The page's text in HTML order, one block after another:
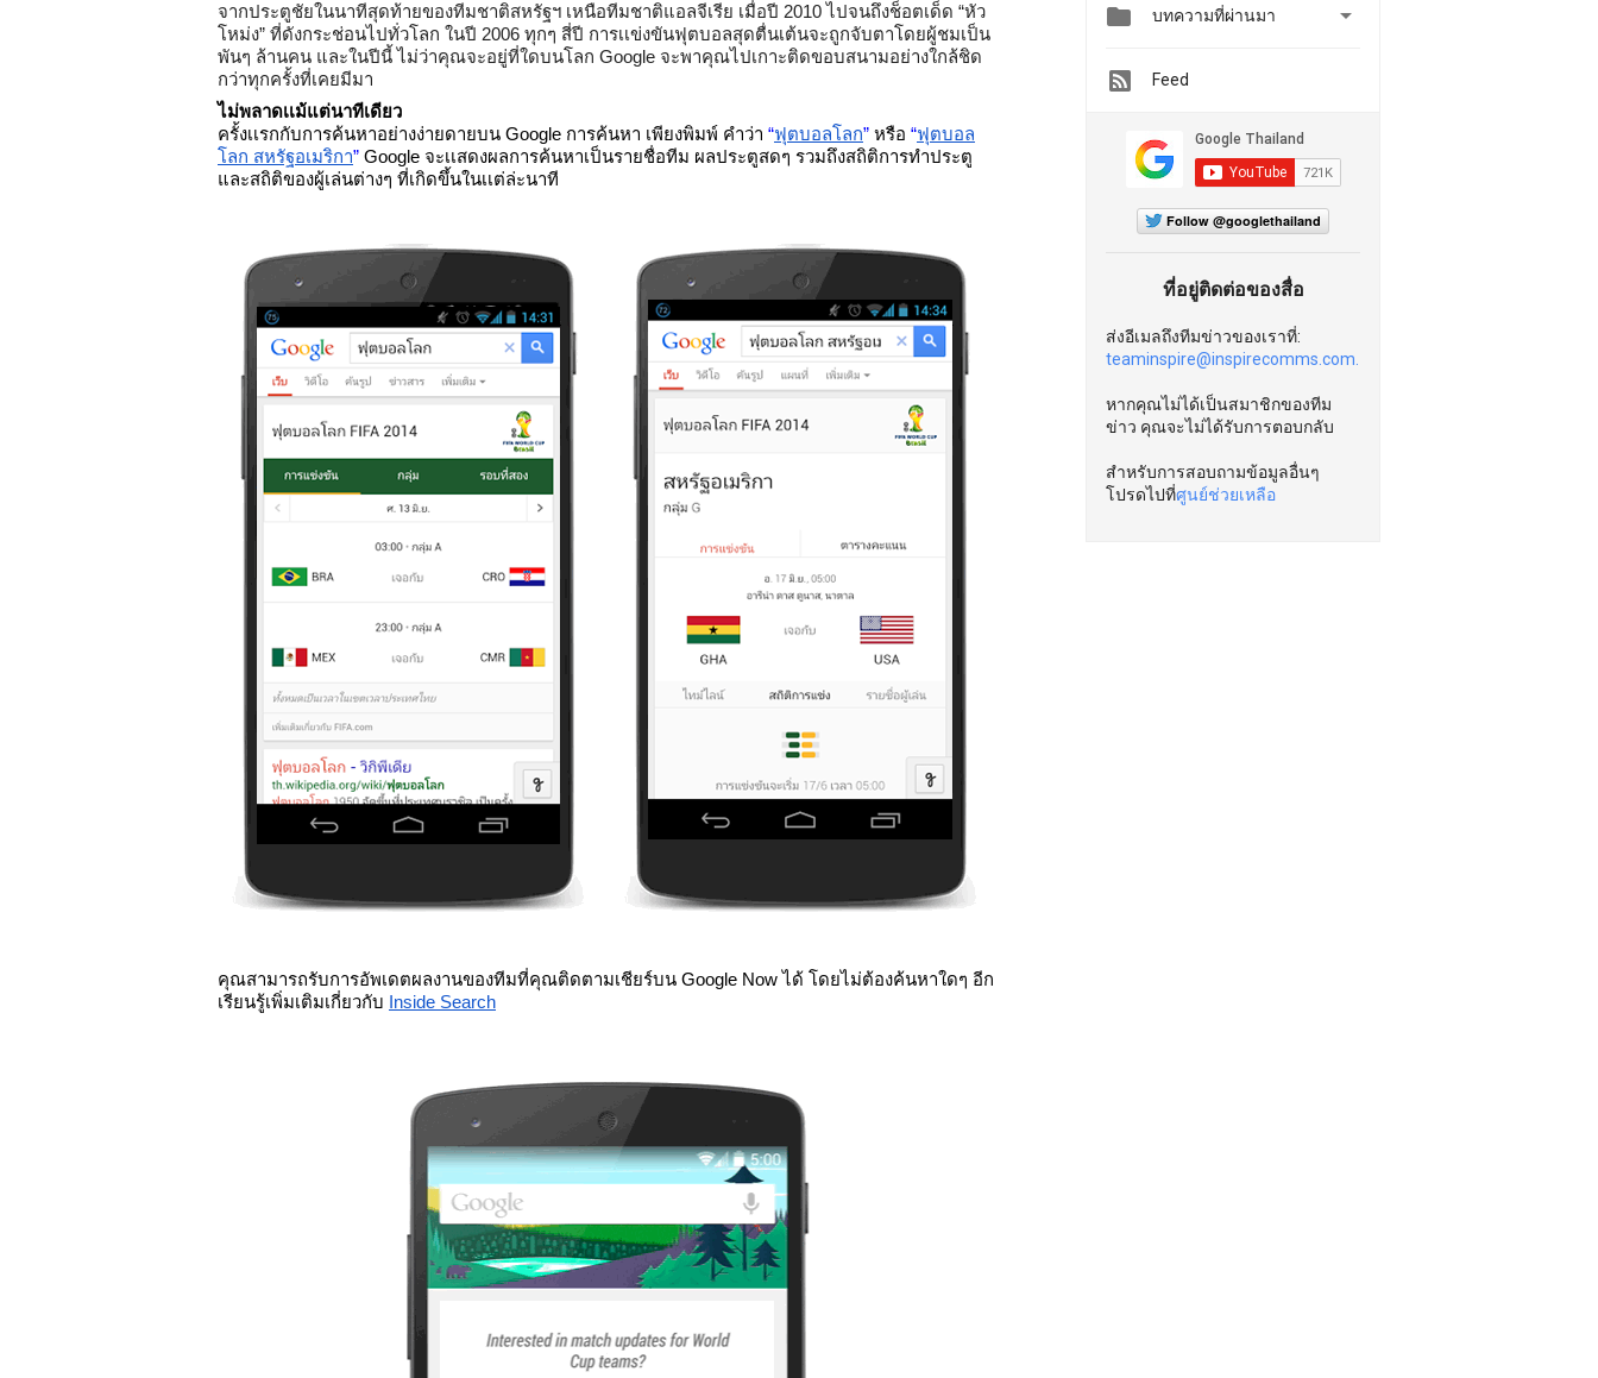
จากประตูชัยในนาทีสุดท้ายของทีมชาติสหรัฐฯ เหนือทีมชาติแอลจีเรีย เมื่อปี 2010 ไปจนถึงช็อตเด็ด “หัว
โหม่ง” ที่ดังกระช่อนไปทั่วโลก ในปี 2006 ทุกๆ สี่ปี การเเข่งขันฟุตบอลสุดตื่นเต้นจะถูกจับตาโดยผู้ชมเป็น
พันๆ ล้านคน และในปีนี้ ไม่ว่าคุณจะอยู่ที่ใดบนโลก Google จะพาคุณไปเกาะติดขอบสนามอย่างใกล้ชิด
กว่าทุกครั้งที่เคยมีมา
ไม่พลาดเเม้แต่นาทีเดียว
ครั้งเเรกกับการค้นหาอย่างง่ายดายบน Google การค้นหา เพียงพิมพ์ คำว่า “ฟุตบอลโลก” หรือ “ฟุตบอล
โลก สหรัฐอเมริกา” Google จะเเสดงผลการค้นหาเป็นรายชื่อทีม ผลประตูสดๆ รวมถึงสถิติการทำประตู
และสถิติของผู้เล่นต่างๆ ที่เกิดขึ้นในเเต่ล่ะนาที
คุณสามารถรับการอัพเดตผลงานของทีมที่คุณติดตามเชียร์บน Google Now ได้ โดยไม่ต้องค้นหาใดๆ อีก
เรียนรู้เพิ่มเติมเกี่ยวกับ Inside Search
 บทความที่ผ่านมา 
Feed
Follow @googlethailand
ที่อยู่ติดต่อของสื่อ
ส่งอีเมลถึงทีมข่าวของเราที่:
teaminspire@inspirecomms.com.
หากคุณไม่ได้เป็นสมาชิกของทีม
ข่าว คุณจะไม่ได้รับการตอบกลับ
สำหรับการสอบถามข้อมูลอื่นๆ
โปรดไปที่ศูนย์ช่วยเหลือ